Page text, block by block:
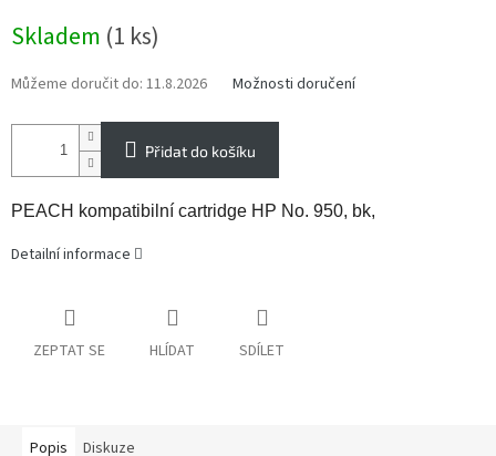
cena:
Skladem (1 ks)
Můžeme doručit do: 11.8.2026 Možnosti doručení
Přidat do košíku
PEACH kompatibilní cartridge HP No. 950, bk,
Detailní informace
ZEPTAT SE HLÍDAT SDÍLET
Popis Diskuze